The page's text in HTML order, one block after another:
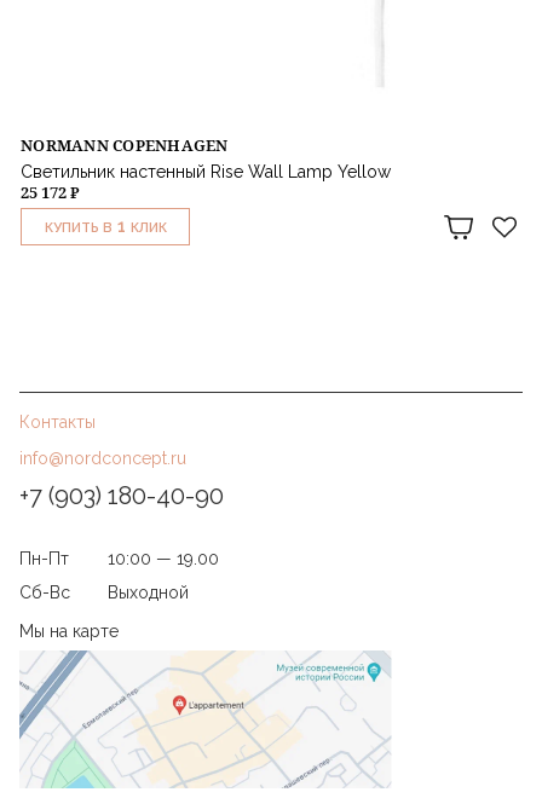
NORMANN COPENHAGEN
Светильник настенный Rise Wall Lamp Yellow
25 172 ₽
КУПИТЬ В 1 КЛИК
Контакты
info@nordconcept.ru
+7 (903) 180-40-90
Пн-Пт
10:00 — 19.00
Сб-Вс
Выходной
Мы на карте